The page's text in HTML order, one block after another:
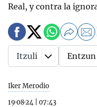
Real, y contra la
Iker Merodio
19·08·24
07:43
Itzuli Entzun